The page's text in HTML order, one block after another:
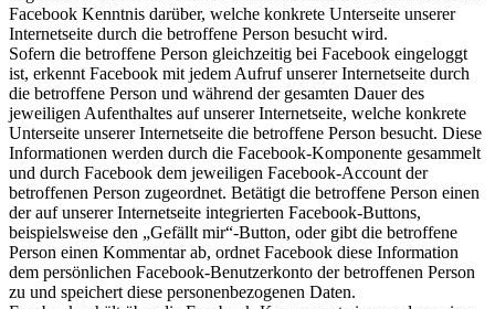
Facebook Kenntnis darüber, welche konkrete Unterseite unserer
Internetseite durch die betroffene Person besucht wird.
Sofern die betroffene Person gleichzeitig bei Facebook eingeloggt
ist, erkennt Facebook mit jedem Aufruf unserer Internetseite durch
die betroffene Person und während der gesamten Dauer des
jeweiligen Aufenthaltes auf unserer Internetseite, welche konkrete
Unterseite unserer Internetseite die betroffene Person besucht. Diese
Informationen werden durch die Facebook-Komponente gesammelt
und durch Facebook dem jeweiligen Facebook-Account der
betroffenen Person zugeordnet. Betätigt die betroffene Person einen
der auf unserer Internetseite integrierten Facebook-Buttons,
beispielsweise den „Gefällt mir“-Button, oder gibt die betroffene
Person einen Kommentar ab, ordnet Facebook diese Information
dem persönlichen Facebook-Benutzerkonto der betroffenen Person
zu und speichert diese personenbezogenen Daten.